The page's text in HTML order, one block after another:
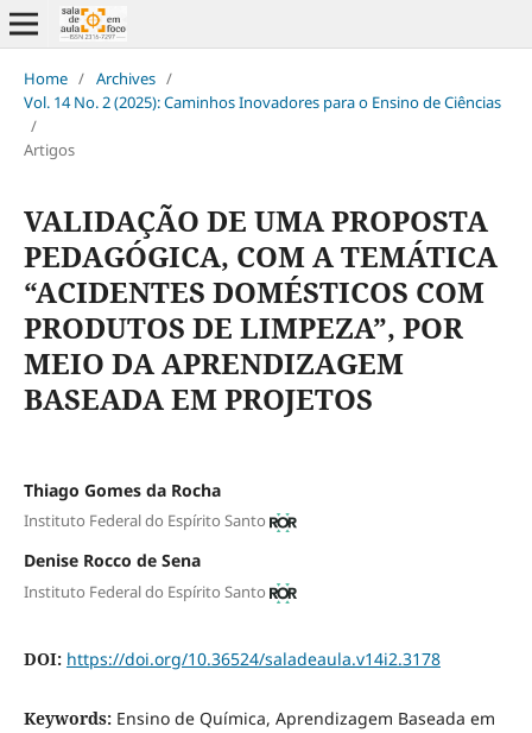
Home / Archives /
Vol. 14 No. 2 (2025): Caminhos Inovadores para o Ensino de Ciências
/
Artigos
VALIDAÇÃO DE UMA PROPOSTA
PEDAGÓGICA, COM A TEMÁTICA
“ACIDENTES DOMÉSTICOS COM
PRODUTOS DE LIMPEZA”, POR
MEIO DA APRENDIZAGEM
BASEADA EM PROJETOS
Thiago Gomes da Rocha
Instituto Federal do Espírito Santo
Denise Rocco de Sena
Instituto Federal do Espírito Santo
DOI: https://doi.org/10.36524/saladeaula.v14i2.3178
Keywords: Ensino de Química, Aprendizagem Baseada em